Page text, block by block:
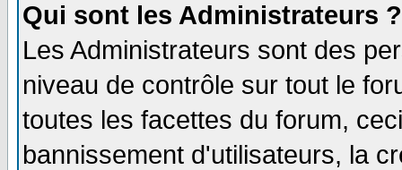
Qui sont les Administrateurs ?
Les Administrateurs sont des
niveau de contrôle sur tout le
toutes les facettes du forum,
bannissement d'utilisateurs, la